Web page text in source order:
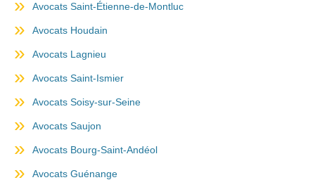
Avocats Saint-Étienne-de-Montluc
Avocats Houdain
Avocats Lagnieu
Avocats Saint-Ismier
Avocats Soisy-sur-Seine
Avocats Saujon
Avocats Bourg-Saint-Andéol
Avocats Guénange